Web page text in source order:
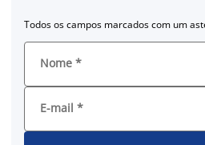
Todos os campos marcados com um
Nome *
E-mail *